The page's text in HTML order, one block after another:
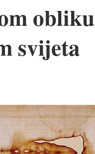
obliku
svijeta